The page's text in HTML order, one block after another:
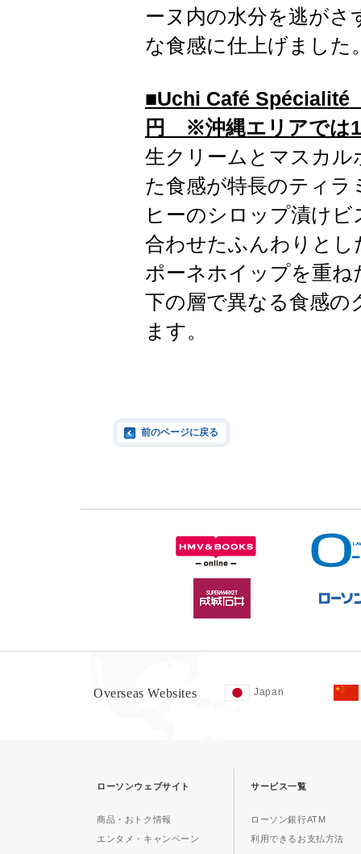
ーヌ内の水分を逃が
な食感に仕上げました
■Uchi Café
円
※沖縄エリアでは
生クリームとマスカ
た食感が特長のティラ
ヒーのシロップ漬け
合わせたふんわりと
ポーネホイップを重
下の層で異なる食感の
ます。
前のページに戻る
Overseas Websites Japan
ローソンウェブサイト
商品・おトク情報
エンタメ・キャンペーン
サービス一覧
ローソン銀行ATM
利用できるお支払方法